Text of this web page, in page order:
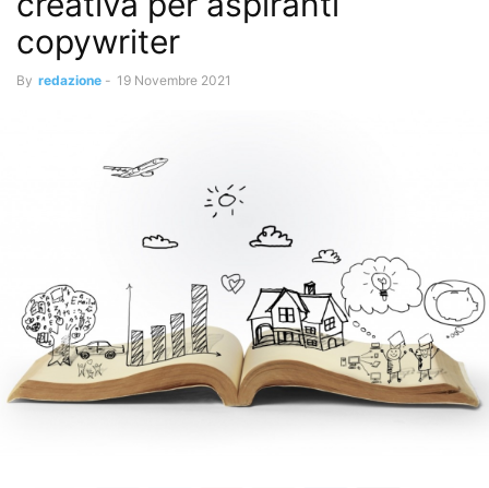
copywriter
By redazione - 19 Novembre 2021